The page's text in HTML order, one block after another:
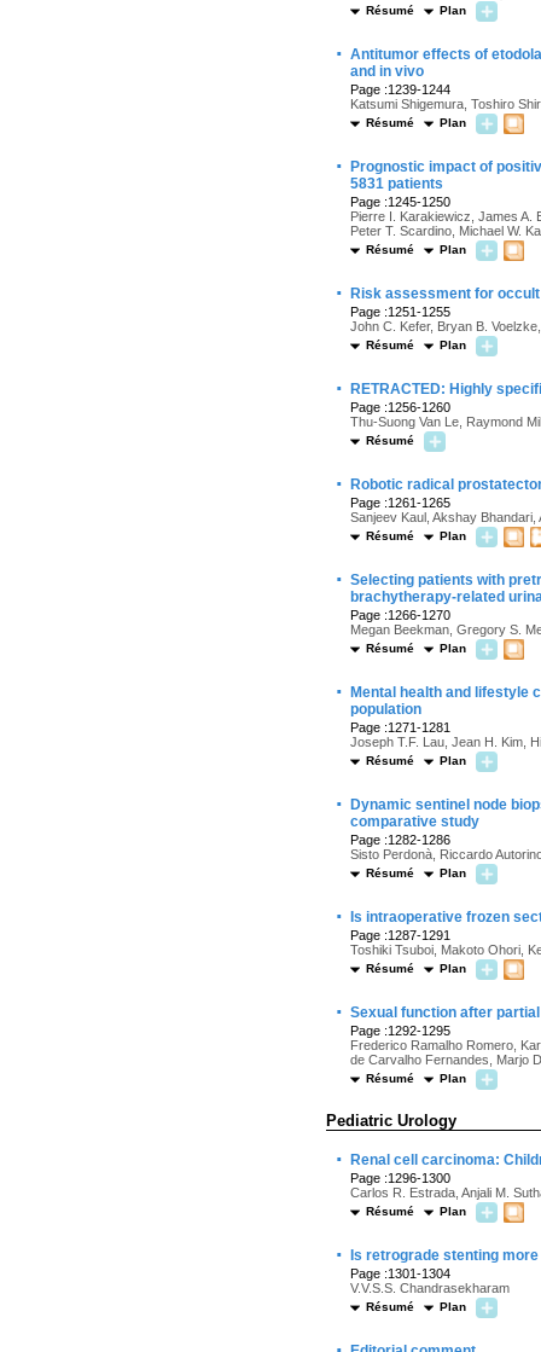
Résumé Plan
· Antitumor effects of
and in vivo
Page :1239-1244
Katsumi Shigemura, Toshiro
Résumé Plan
·
Prognostic impact of
5831 patients
Page :1245-1250
Pierre I. Karakiewicz, James A.
Peter T. Scardino, Michael W.
Résumé Plan
· Risk assessment for
Page :1251-1255
John C. Kefer, Bryan B.
Résumé Plan
· RETRACTED: Highly
Page :1256-1260
Thu-Suong Van Le, Raymond
Résumé
· Robotic radical
Page :1261-1265
Sanjeev Kaul, Akshay
Résumé Plan
· Selecting patients with
brachytherapy-related
Page :1266-1270
Megan Beekman, Gregory S.
Résumé Plan
·
Mental health and lifestyle
population
Page :1271-1281
Joseph T.F. Lau, Jean H. Kim,
Résumé Plan
·
Dynamic sentinel node
comparative study
Page :1282-1286
Sisto Perdonà, Riccardo
Résumé Plan
· Is intraoperative frozen
Page :1287-1291
Toshiki Tsuboi, Makoto Ohori,
Résumé Plan
· Sexual function after
Page :1292-1295
Frederico Ramalho Romero,
de Carvalho Fernandes, Marjo
Résumé Plan
Pediatric Urology
· Renal cell carcinoma:
Page :1296-1300
Carlos R. Estrada, Anjali M.
Résumé Plan
· Is retrograde stenting
Page :1301-1304
V.V.S.S. Chandrasekharam
Résumé Plan